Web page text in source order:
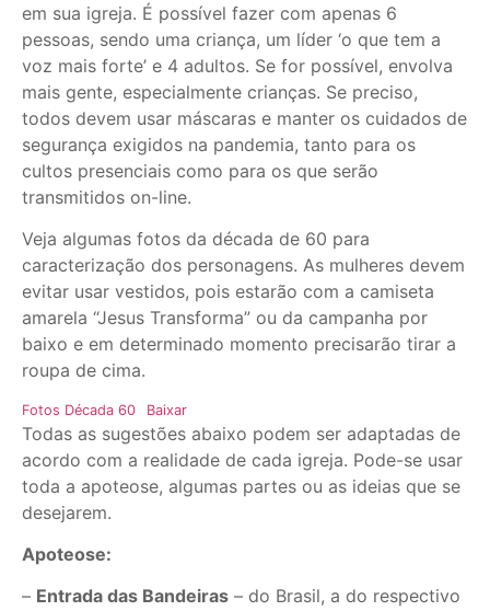
em sua igreja. É possível fazer com apenas 6
pessoas, sendo uma criança, um líder ‘o que tem a
voz mais forte’ e 4 adultos. Se for possível, envolva
mais gente, especialmente crianças. Se preciso,
todos devem usar máscaras e manter os cuidados de
segurança exigidos na pandemia, tanto para os
cultos presenciais como para os que serão
transmitidos on-line.
Veja algumas fotos da década de 60 para
caracterização dos personagens. As mulheres devem
evitar usar vestidos, pois estarão com a camiseta
amarela “Jesus Transforma” ou da campanha por
baixo e em determinado momento precisarão tirar a
roupa de cima.
Fotos Década 60 Baixar
Todas as sugestões abaixo podem ser adaptadas de
acordo com a realidade de cada igreja. Pode-se usar
toda a apoteose, algumas partes ou as ideias que se
desejarem.
Apoteose:
– Entrada das Bandeiras – do Brasil, a do respectivo